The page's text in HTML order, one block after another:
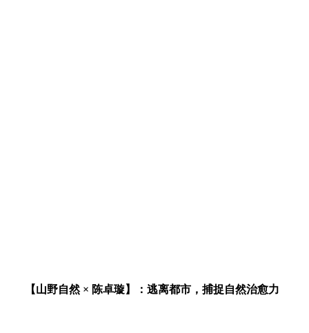
【山野自然 × 陈卓璇】：逃离都市，捕捉自然治愈力